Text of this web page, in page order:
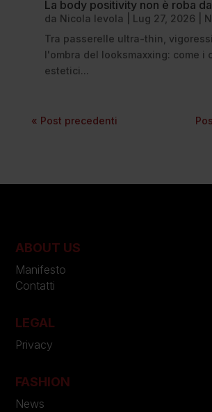
La body positivity non è roba
da Nicola Ievola Lug 27, 2026
Tra passerelle ultra-thin,
l'ombra del looksmaxxing: come i
estetici...
« Post precedenti
ABOUT US
Manifesto
Contatti
LEGAL
Privacy
FASHION
News